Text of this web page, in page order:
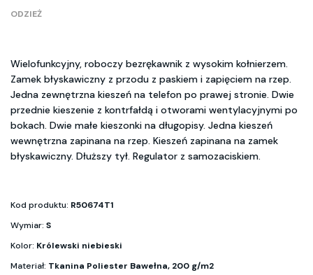
ODZIEŻ
Wielofunkcyjny, roboczy bezrękawnik z wysokim kołnierzem.
Zamek błyskawiczny z przodu z paskiem i zapięciem na rzep.
Jedna zewnętrzna kieszeń na telefon po prawej stronie. Dwie
przednie kieszenie z kontrfałdą i otworami wentylacyjnymi po
bokach. Dwie małe kieszonki na długopisy. Jedna kieszeń
wewnętrzna zapinana na rzep. Kieszeń zapinana na zamek
błyskawiczny. Dłuższy tył. Regulator z samozaciskiem.
Kod produktu: R50674T1
Wymiar: S
Kolor: Królewski niebieski
Materiał: Tkanina Poliester Bawełna, 200 g/m2